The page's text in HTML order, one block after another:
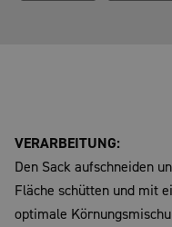
VERARBEITUNG:
Den Sack aufschneiden
Fläche schütten und mit
optimale